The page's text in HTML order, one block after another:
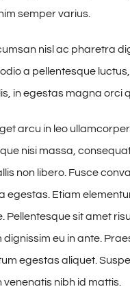
semper varius.
nisl ac pharetra
a pellentesque
in egestas magna orci
arcu in leo
nisi massa,
non libero. Fusce
egestas. Etiam
Pellentesque sit amet
dignissim eu in ante.
egestas aliquet.
nibh id mattis.